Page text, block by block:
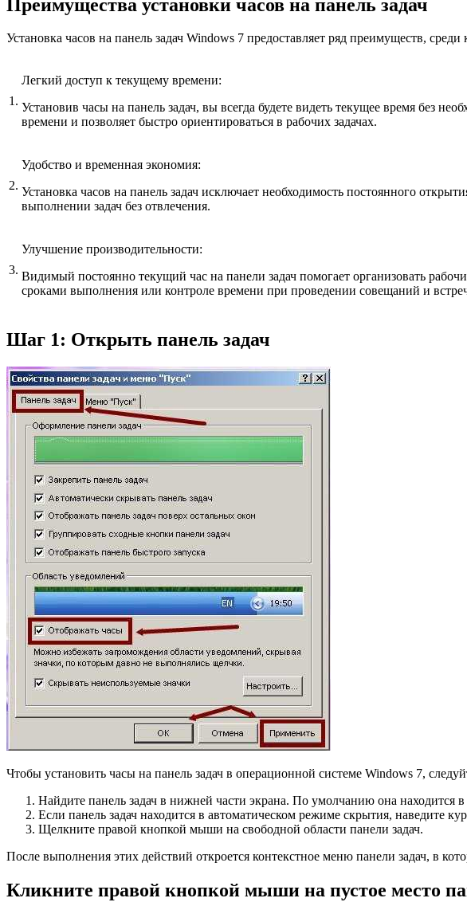
Преимущества установки часов на панель задач
Установка часов на панель задач Windows 7 предоставляет ряд преимуществ, среди
1.
Легкий доступ к текущему времени:
Установив часы на панель задач, вы всегда будете видеть текущее время без
времени и позволяет быстро ориентироваться в рабочих задачах.
2.
Удобство и временная экономия:
Установка часов на панель задач исключает необходимость постоянного
выполнении задач без отвлечения.
3.
Улучшение производительности:
Видимый постоянно текущий час на панели задач помогает организовать
сроками выполнения или контроле времени при проведении совещаний и
Шаг 1: Открыть панель задач
Чтобы установить часы на панель задач в операционной системе Windows 7,
Найдите панель задач в нижней части экрана. По умолчанию она находится
Если панель задач находится в автоматическом режиме скрытия, наведите
Щелкните правой кнопкой мыши на свободной области панели задач.
После выполнения этих действий откроется контекстное меню панели задач, в
Кликните правой кнопкой мыши на пустое место